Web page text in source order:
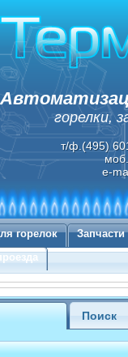
горелки,
т/ф.(495)
e-
горелок
Поиск